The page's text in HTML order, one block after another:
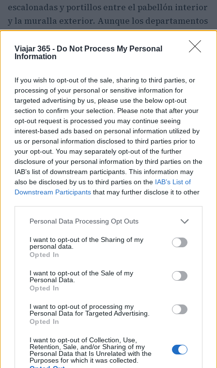
Viajar 365 - Do Not Process My Personal
Information
If you wish to opt-out of the sale, sharing to third parties, or
processing of your personal or sensitive information for
targeted advertising by us, please use the below opt-out
section to confirm your selection. Please note that after your
opt-out request is processed you may continue seeing
interest-based ads based on personal information utilized by
us or personal information disclosed to third parties prior to
your opt-out. You may separately opt-out of the further
disclosure of your personal information by third parties on the
IAB’s list of downstream participants. This information may
also be disclosed by us to third parties on the IAB’s List of
Downstream Participants that may further disclose it to other
Please note that this website/app uses one or more Google
not limited to your visit or usage behaviour. You may click to
grant or deny consent to Google and its third-party tags to
use your data for below specified purposes in below Google
consent section.
Personal Data Processing Opt Outs
I want to opt-out of the Sharing of my
personal data.
Opted In
I want to opt-out of the Sale of my
Personal Data.
Opted In
I want to opt-out of processing my
Personal Data for Targeted Advertising.
Opted In
I want to opt-out of Collection, Use,
Retention, Sale, and/or Sharing of my
Personal Data that Is Unrelated with the
Purposes for which it was collected.
escalonadas y portillos entre el pabellón interior
y la muralla exterior. Aunque los departamentos
interiores del castillo nunca se construyeron, el
castillo sigue siendo una vista imponente. Los
visitantes son libres de explorar el recinto y
deambular por los pasadizos de las murallas.
3. Castillo de Conwy
Situado en la pintoresca ciudad de Conwy, en la
costa norte de Gales, el castillo de Conwy fue
construido por el rey Eduardo I entre 1283 y 1289.
El castillo está considerado como una de las
mejores obras del arquitecto James de San Jorge.
Construido para aprovechar su ubicación en una
colina rocosa a orillas del estuario de Conwy, el
puertas fortificadas, ocho torres gigantescas y un
enorme gran salón. Guías expertos ofrecen
visitas de una hora que llevan a los visitantes
hasta la cima de las almenas.
2. Castillo de Harlech
Construido en la cima de una colina de 60 metros
península de Llŷn, el castillo de Harlech puede
estar marcado por siglos de batallas y